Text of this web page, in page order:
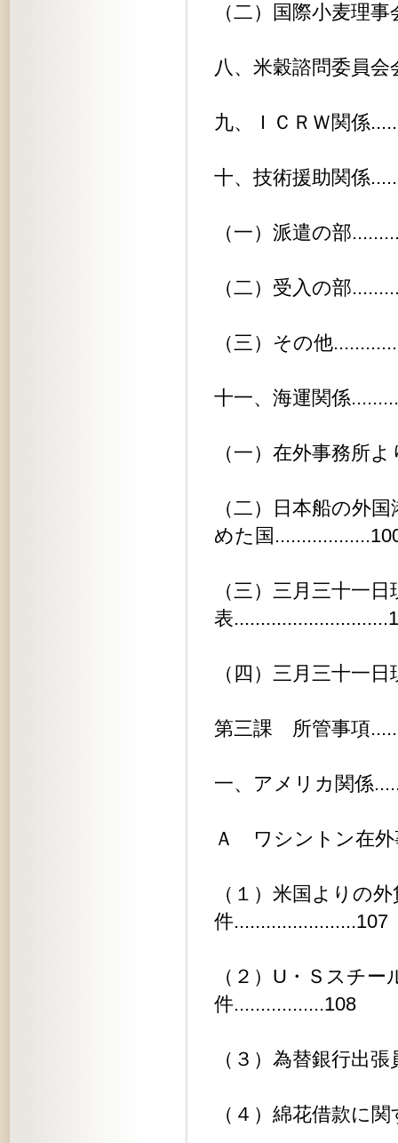
（二）国際小麦理
八、米穀諮問委員会
九、ＩＣＲＷ関係
十、技術援助関係
（一）派遣の部
（二）受入の部
（三）その他
十一、海運関係
（一）在外事務所
（二）日本船の外
めた国
（三）三月三十一
表
（四）三月三十一
第三課 所管事項
一、アメリカ関係
Ａ ワシントン在外
（１）米国よりの
件.......................107
（２）U・Ｓスチ
件.................108
（３）為替銀行出
（４）綿花借款に